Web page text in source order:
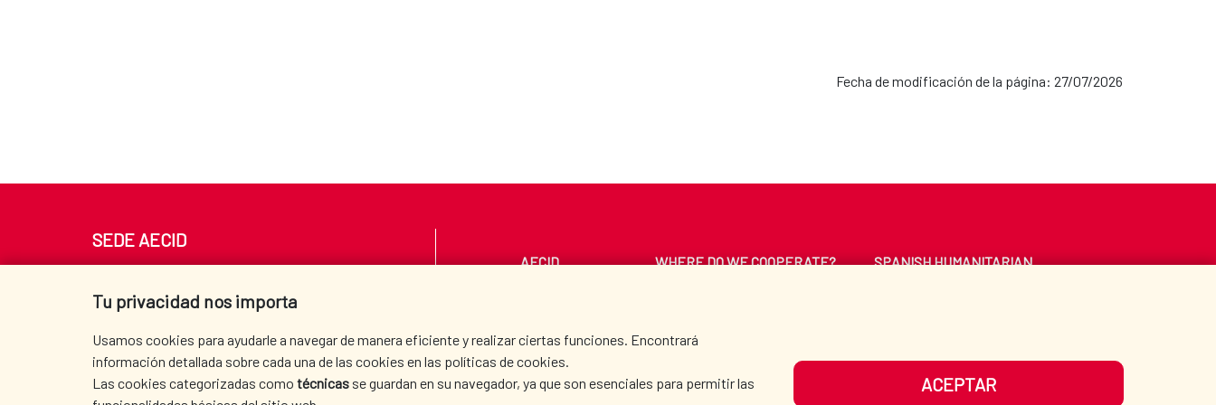
Fecha de modificación de la página: 27/07/2026
Tu privacidad nos importa
Usamos cookies para ayudarle a navegar de manera eficiente y realizar ciertas funciones. Encontrará
información detallada sobre cada una de las cookies en las políticas de cookies.
Las cookies categorizadas como técnicas se guardan en su navegador, ya que son esenciales para permitir las
ACEPTAR
SEDE AECID
Tel. +34 900 20 30 54​​​​​​​
AECID WHERE DO WE COOPERATE?
SPANISH HUMANITARIAN
PRESS ROOM CULTURE AND SCIENCE